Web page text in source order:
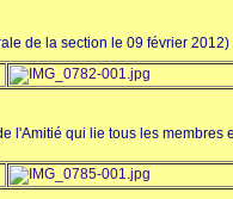
de la section le 09 février 2012)
l'Amitié qui lie tous les membres